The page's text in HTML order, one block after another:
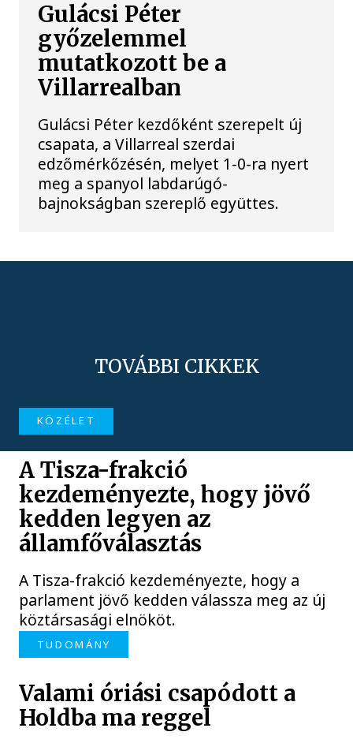
Gulácsi Péter
győzelemmel
mutatkozott be a
Villarrealban
Gulácsi Péter kezdőként szerepelt új
csapata, a Villarreal szerdai
edzőmérkőzésén, melyet 1-0-ra nyert
meg a spanyol labdarúgó-
bajnokságban szereplő együttes.
TOVÁBBI CIKKEK
KÖZÉLET
A Tisza-frakció
kezdeményezte, hogy jövő
kedden legyen az
államfőválasztás
A Tisza-frakció kezdeményezte, hogy a
parlament jövő kedden válassza meg az új
köztársasági elnököt.
TUDOMÁNY
Valami óriási csapódott a
Holdba ma reggel